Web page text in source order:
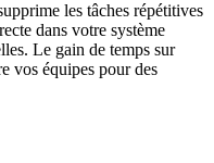
les tâches répétitives
dans votre système
Le gain de temps sur
vos équipes pour des